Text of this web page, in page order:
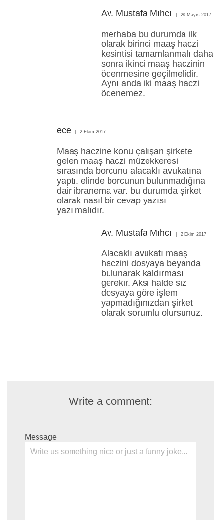
Av. Mustafa Mıhcı 20 Mayıs 2017
merhaba bu durumda ilk
olarak birinci maaş haczi
kesintisi tamamlanmalı daha
sonra ikinci maaş haczinin
ödenmesine geçilmelidir.
Aynı anda iki maaş haczi
ödenemez.
ece 2 Ekim 2017
Maaş haczine konu çalışan şirkete
gelen maaş haczi müzekkeresi
sırasında borcunu alacaklı avukatına
yaptı. elinde borcunun bulunmadığına
dair ibranema var. bu durumda şirket
olarak nasıl bir cevap yazısı
yazılmalıdır.
Av. Mustafa Mıhcı 2 Ekim 2017
Alacaklı avukatı maaş
haczini dosyaya beyanda
bulunarak kaldırması
gerekir. Aksi halde siz
dosyaya göre işlem
yapmadığınızdan şirket
olarak sorumlu olursunuz.
Write a comment:
Message